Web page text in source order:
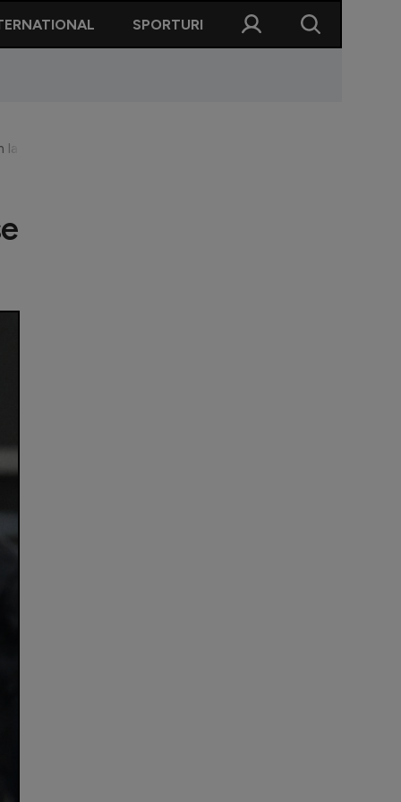
SPORTURI
viitor!”. Concluziile trase de Stipe Perica